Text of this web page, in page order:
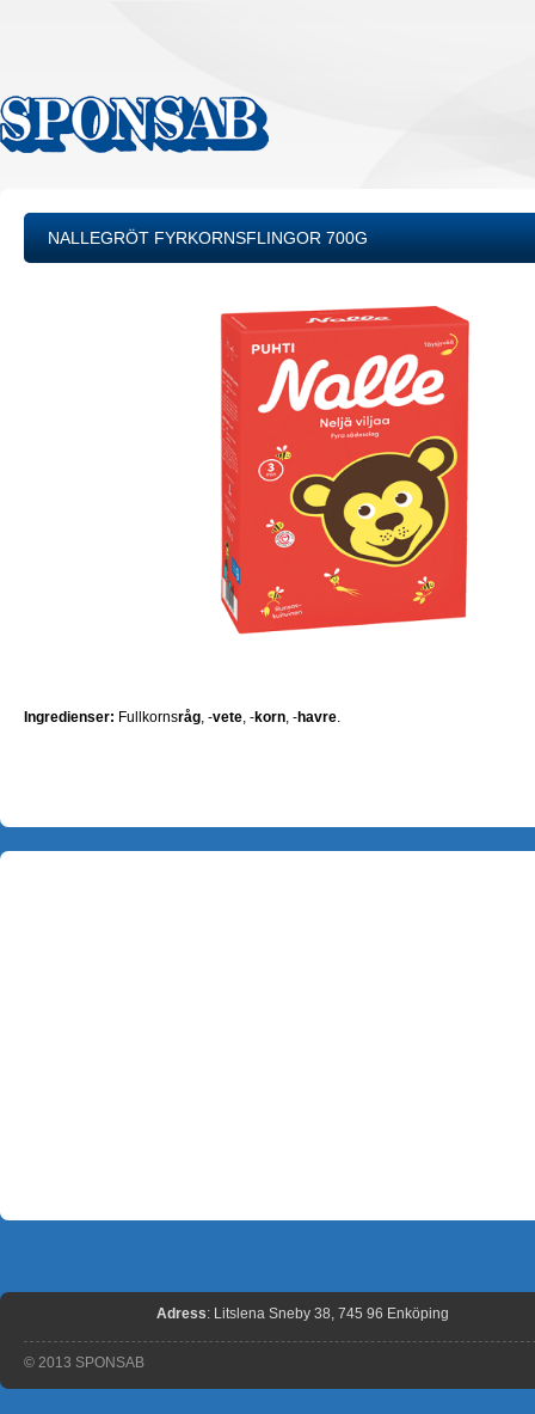
NALLEGRÖT FYRKORNSFLINGOR 700G
Ingredienser: Fullkornsråg, -vete, -korn, -havre.
Adress: Litslena Sneby 38, 745 96 Enköping
© 2013 SPONSAB